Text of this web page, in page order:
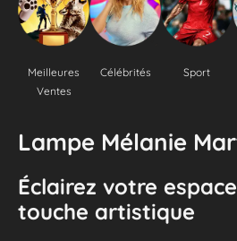
Meilleures
Ventes
Célébrités Sport
Lampe Mélanie
Éclairez votre
touche artistique